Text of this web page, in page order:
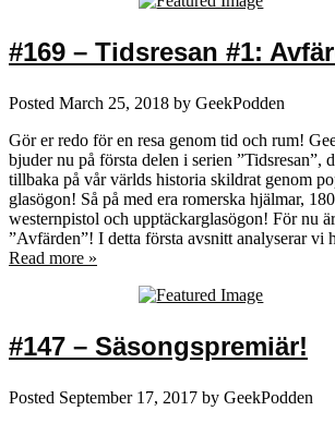
#169 – Tidsresan #1:
Posted March 25, 2018 by GeekPodden
Gör er redo för en resa genom tid och rum!
bjuder nu på första delen i serien ”Tidsresan”,
tillbaka på vår världs historia skildrat genom
glasögon! Så på med era romerska hjälmar,
westernpistol och upptäckarglasögon! För nu
”Avfärden”! I detta första avsnitt analyserar vi
Read more »
#147 – Säsongspremiär!
Posted September 17, 2017 by GeekPodden